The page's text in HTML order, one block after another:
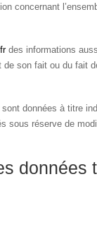
concernant
des informations
son fait ou du fait
sont données à titre
réserve de
données